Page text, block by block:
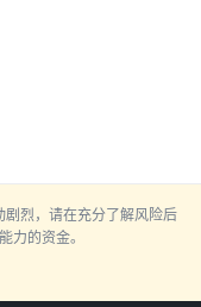
烈，请在充分了解风险后
力的资金。